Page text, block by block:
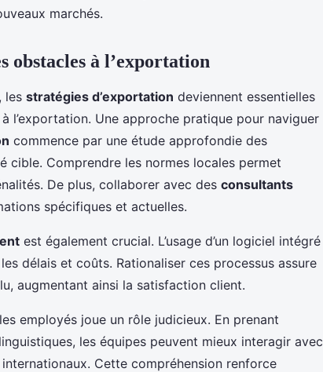
marchés.
obstacles à l’exportation
les stratégies d’exportation deviennent essentielles
l’exportation. Une approche pratique pour naviguer
commence par une étude approfondie des
cible. Comprendre les normes locales permet
De plus, collaborer avec des consultants
spécifiques et actuelles.
est également crucial. L’usage d’un logiciel intégré
délais et coûts. Rationaliser ces processus assure
augmentant ainsi la satisfaction client.
employés joue un rôle judicieux. En prenant
les équipes peuvent mieux interagir avec
Cette compréhension renforce